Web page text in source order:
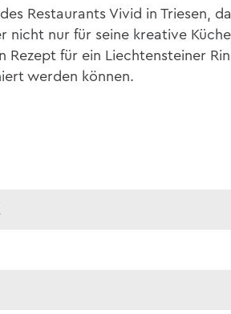
Restaurants Vivid in Triesen,
nicht nur für seine kreative
Rezept für ein Liechtensteiner
werden können.